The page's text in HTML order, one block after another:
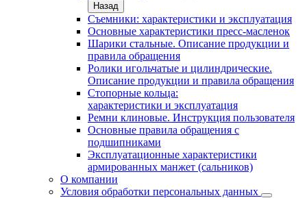
Назад
Съемники: характеристики и эксплуатация
Основные характеристики пресс‑масленок
Шарики стальные. Описание продукции и
правила обращения
Ролики игольчатые и цилиндрические.
Описание продукции и правила обращения
Стопорные кольца:
характеристики и эксплуатация
Ремни клиновые. Инструкция пользователя
Основные правила обращения с
подшипниками
Эксплуатационные характеристики
армированных манжет (сальников)
О компании
Условия обработки персональных данных